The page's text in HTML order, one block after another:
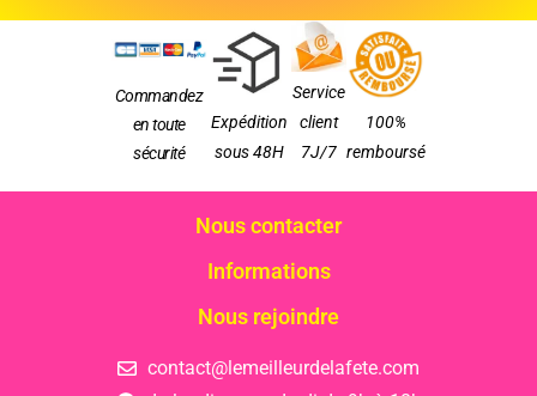
Commandez
en toute
sécurité
Expédition
sous 48H
Service
client
7J/7
100%
remboursé
Nous contacter
Informations
Nous rejoindre
contact@lemeilleurdelafete.com